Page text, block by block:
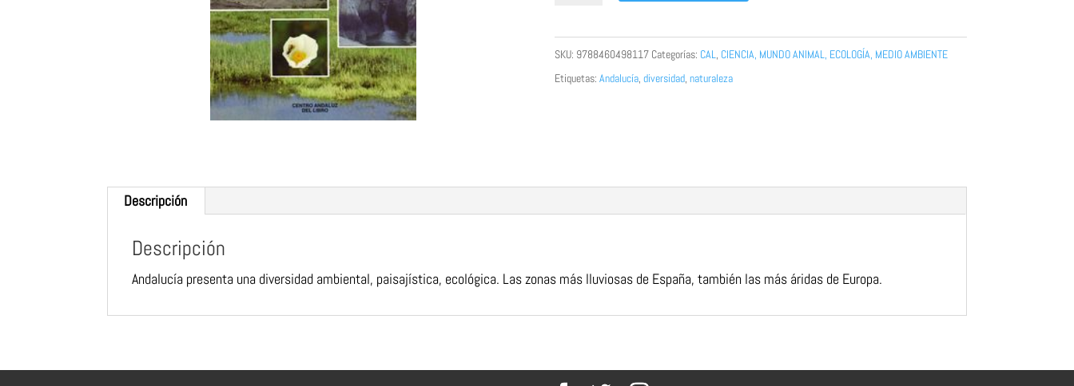
SKU: 9788460498117 Categorías: CAL, CIENCIA, MUNDO ANIMAL, ECOLOGÍA, MEDIO AMBIENTE
Etiquetas: Andalucía, diversidad, naturaleza
Descripción
Descripción
Andalucía presenta una diversidad ambiental, paisajística, ecológica. Las zonas más lluviosas de España, también las más áridas de Europa.